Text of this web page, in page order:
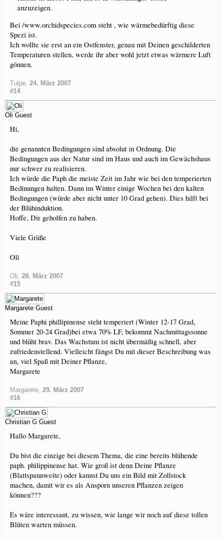
anzuzeigen.
Bei /www.orchidspecies.com steht , wie wärmebedürftig diese
Spezi ist.
Ich wollte sie erst an ein Ostfenster, genau mit Deinen geschilderten
Temperaturen stellen, werde ihr aber wohl jetzt etwas wärmere Luft
gönnen.
Tulpe 24. März 2007
#14
Oli Guest
Hi,
die genannten Bedingungen sind absolut in Ordnung. Die
Bedingungen aus der Natur sind im Haus und auch im Gewächshaus
nur schwer zu realisieren.
Ich würde die Paph die meiste Zeit im Jahr wie bei den temperierten
Bedinungen halten. Dann im Winter einige Wochen bei den kalten
Bedingungen (würde aber nicht unter 10 Grad gehen). Dies hilft bei
der Blühinduktion.
Hoffe, Dir geholfen zu haben.
Viele Grüße
Oli
Oli 28. März 2007
#15
Margarete Guest
Meine Paphi phillipinense steht temperiert (Winter 12-17 Grad,
Sommer 20-24 Grad)bei etwa 70% LF, bekommt Nachmittagssonne
und blüht brav. Das Wachstum ist nicht übermäßig schnell, aber
zufriedenstellend. Vielleicht fängst Du mit dieser Beschreibung was
an, viel Spaß mit Deiner Pflanze,
Margarete
Margarete 29. März 2007
#16
Christian G Guest
Hallo Margarete,
Du bist die einzige bei diesem Thema, die eine bereits blühende
paph. philippinense hat. Wie groß ist denn Deine Pflanze
(Blattspannweite) oder kannst Du uns ein Bild mit Zollstock
machen, damit wir es als Ansporn unseren Pflanzen zeigen
können???
Es wäre interessant, zu wissen, wie lange wir noch auf diese tollen
Blüten warten müssen.